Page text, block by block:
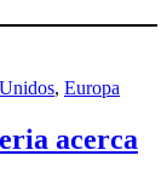
, Europa
acerca